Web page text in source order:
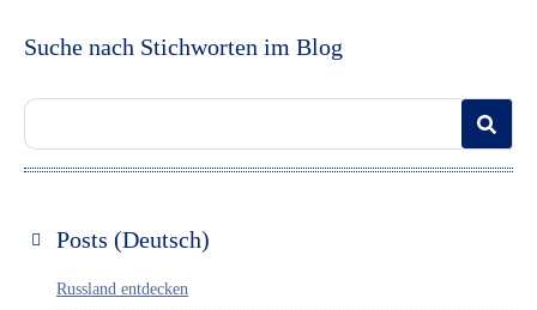
Suche nach Stichworten im Blog
Posts (Deutsch)
Russland entdecken